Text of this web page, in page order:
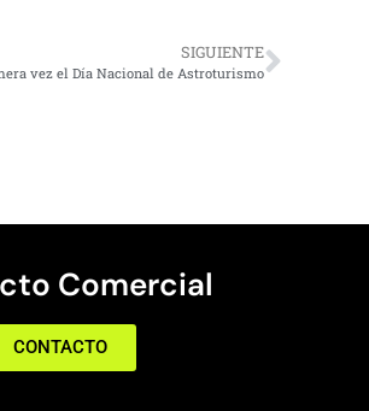
SIGUIENTE
vez el Día Nacional de Astroturismo
Comercial
CONTACTO